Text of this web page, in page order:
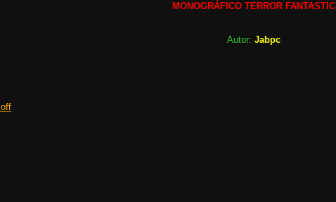
MONOGRÁFICO TERROR FANTASTIC
Autor: Jabpc